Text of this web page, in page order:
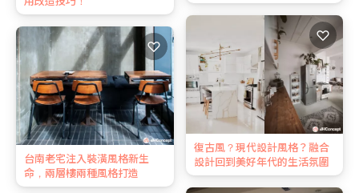
復古風？現代設計風格？融合
設計回到美好年代的生活氛圍
♡
台南老宅注入裝潢風格新生
命，兩層樓兩種風格打造
♡